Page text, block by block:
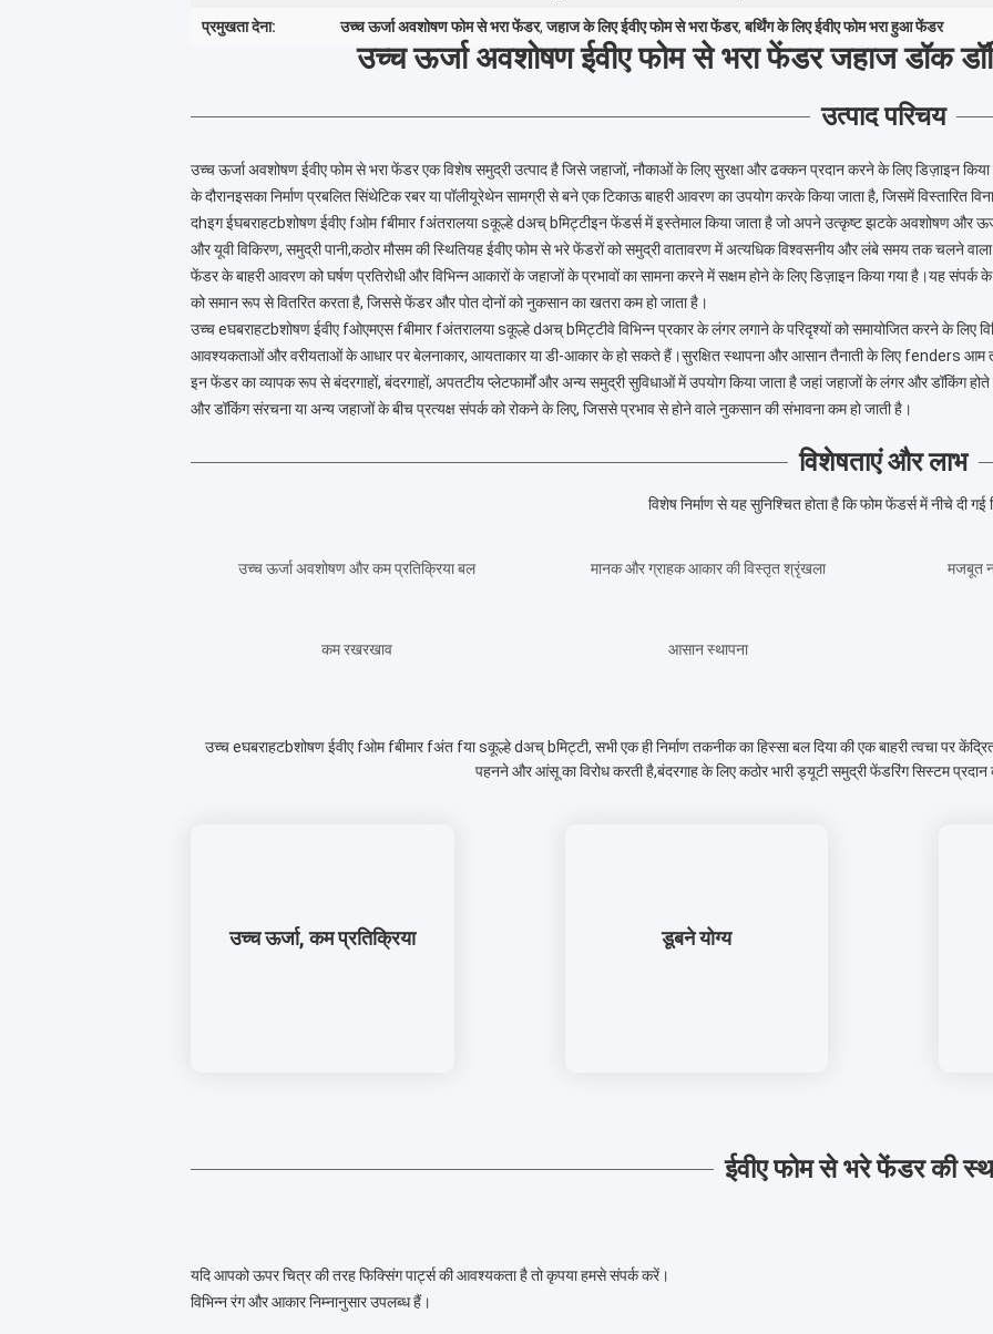
प्रमुखता देना: उच्च ऊर्जा अवशोषण फोम से भरा फेंडर,जहाज के लिए ईवीए फोम से भरा फेंडर,बर्थिंग के लिए ईवीए फोम भरा हुआ फेंडर
उच्च ऊर्जा अवशोषण ईवीए फोम से भरा फेंडर जहाज डॉक
उत्पाद परिचय
उच्च ऊर्जा अवशोषण ईवीए फोम से भरा फेंडर एक विशेष समुद्री उत्पाद है जिसे जहाजों, नौकाओं के लिए सुरक्षा और ढक्कन प्रदान करने के लिए डिज़ाइन
के दौरानइसका निर्माण प्रबलित सिंथेटिक रबर या पॉलीयूरेथेन सामग्री से बने एक टिकाऊ बाहरी आवरण का उपयोग करके किया जाता है, जिसमें विस्तारित
दhइग ईघबराहटbशोषण ईवीए fओम fबीमार fअंतरालया sकूल्हे dअच् bमिट्टीइन फेंडर्स में इस्तेमाल किया जाता है जो अपने उत्कृष्ट झटके अवशोषण और
और यूवी विकिरण, समुद्री पानी,कठोर मौसम की स्थितियह ईवीए फोम से भरे फेंडरों को समुद्री वातावरण में अत्यधिक विश्वसनीय और लंबे समय तक चलने वाला
फेंडर के बाहरी आवरण को घर्षण प्रतिरोधी और विभिन्न आकारों के जहाजों के प्रभावों का सामना करने में सक्षम होने के लिए डिज़ाइन किया गया है।यह संपर्क
को समान रूप से वितरित करता है, जिससे फेंडर और पोत दोनों को नुकसान का खतरा कम हो जाता है।
उच्च eघबराहटbशोषण ईवीए fओएमएस fबीमार fअंतरालया sकूल्हे dअच् bमिट्टीवे विभिन्न प्रकार के लंगर लगाने के परिदृश्यों को समायोजित करने के लिए
आवश्यकताओं और वरीयताओं के आधार पर बेलनाकार, आयताकार या डी-आकार के हो सकते हैं।सुरक्षित स्थापना और आसान तैनाती के लिए fenders आम
इन फेंडर का व्यापक रूप से बंदरगाहों, बंदरगाहों, अपतटीय प्लेटफार्मों और अन्य समुद्री सुविधाओं में उपयोग किया जाता है जहां जहाजों के लंगर और डॉकिंग
और डॉकिंग संरचना या अन्य जहाजों के बीच प्रत्यक्ष संपर्क को रोकने के लिए, जिससे प्रभाव से होने वाले नुकसान की संभावना कम हो जाती है।
विशेषताएं और लाभ
विशेष निर्माण से यह सुनिश्चित होता है कि फोम फेंडर्स में नीचे दी
उच्च ऊर्जा अवशोषण और कम प्रतिक्रिया बल मानक और ग्राहक आकार की विस्तृत श्रृंखला मजबूत
कम रखरखाव आसान स्थापना
उच्च eघबराहटbशोषण ईवीए fओम fबीमार fअंत fया sकूल्हे dअच् bमिट्टी, सभी एक ही निर्माण तकनीक का हिस्सा बल दिया की एक बाहरी त्वचा पर
पहनने और आंसू का विरोध करती है,बंदरगाह के लिए कठोर भारी ड्यूटी समुद्री फेंडरिंग सिस्टम
उच्च ऊर्जा, कम प्रतिक्रिया डूबने योग्य
ईवीए फोम से भरे फेंडर की
यदि आपको ऊपर चित्र की तरह फिक्सिंग पार्ट्स की आवश्यकता है तो कृपया हमसे संपर्क करें।
विभिन्न रंग और आकार निम्नानुसार उपलब्ध हैं।